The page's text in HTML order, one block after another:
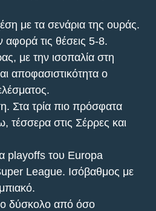
με τα σενάρια της ουράς.
αφορά τις θέσεις 5-8.
με την ισοπαλία στη
αποφασιστικότητα ο
Στα τρία πιο πρόσφατα
τέσσερα στις Σέρρες και
playoffs του Europa
League. Ισόβαθμος με
δύσκολο από όσο